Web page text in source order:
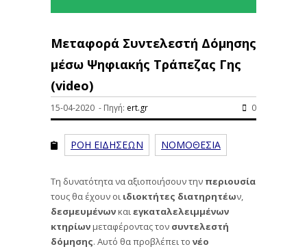
Μεταφορά Συντελεστή Δόμησης
μέσω Ψηφιακής Τράπεζας Γης
(video)
15-04-2020 - Πηγή: ert.gr 0
ΡΟΗ ΕΙΔΗΣΕΩΝ ΝΟΜΟΘΕΣΙΑ
Τη δυνατότητα να αξιοποιήσουν την περιουσία
τους θα έχουν οι ιδιοκτήτες διατηρητέων,
δεσμευμένωνκαιεγκαταλελειμμένων
κτηρίωνμεταφέροντας τον συντελεστή
δόμησης. Αυτό θα προβλέπει το νέο